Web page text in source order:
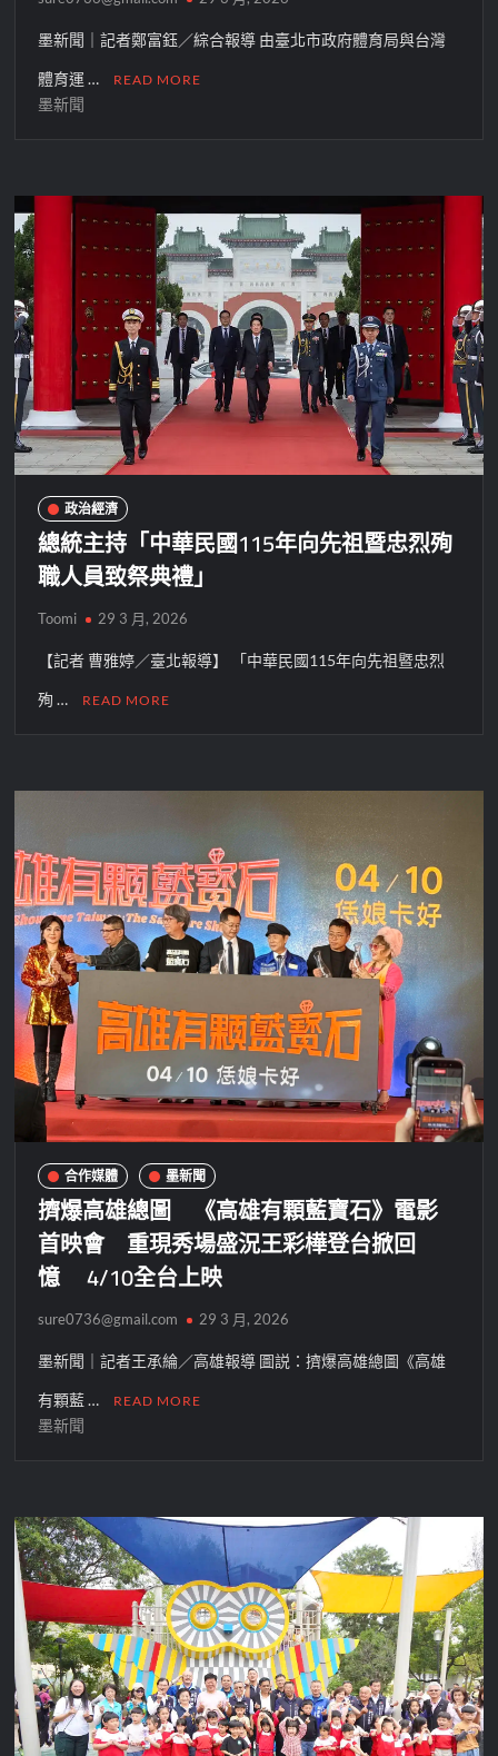
墨新聞｜記者鄭富鈺／綜合報導 由臺北市政府體育局與台灣
體育運 … READ MORE
墨新聞
政治經濟
總統主持「中華民國115年向先祖暨忠烈殉
職人員致祭典禮」
Toomi 29 3 月, 2026
【記者 曹雅婷／臺北報導】 「中華民國115年向先祖暨忠烈
殉 … READ MORE
合作媒體 墨新聞
擠爆高雄總圖 《高雄有顆藍寶石》電影
首映會 重現秀場盛況王彩樺登台掀回
憶 4/10全台上映
sure0736@gmail.com 29 3 月, 2026
墨新聞｜記者王承綸／高雄報導 圖説：擠爆高雄總圖《高雄
有顆藍 … READ MORE
墨新聞